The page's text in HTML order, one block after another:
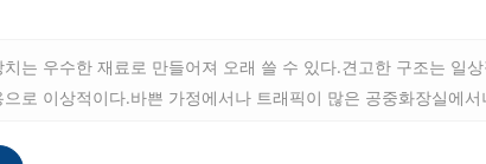
는 우수한 재료로 만들어져 오래 쓸 수 있다.견고한 구조는 일
로 이상적이다.바쁜 가정에서나 트래픽이 많은 공중화장실에